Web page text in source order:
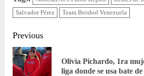
Salvador Pérez
Team Beisbol Venezuela
Continue
Reading
Previous
Olivia Pichardo, 1ra
liga donde se usa bate